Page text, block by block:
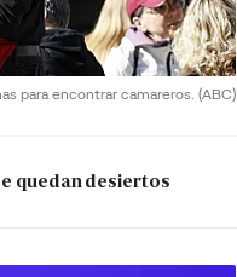
para encontrar camareros. (ABC)
quedan desiertos